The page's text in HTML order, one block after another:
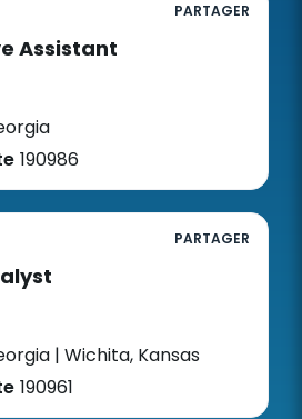
PARTAGER
Assistant
190986
PARTAGER
| Wichita, Kansas
190961